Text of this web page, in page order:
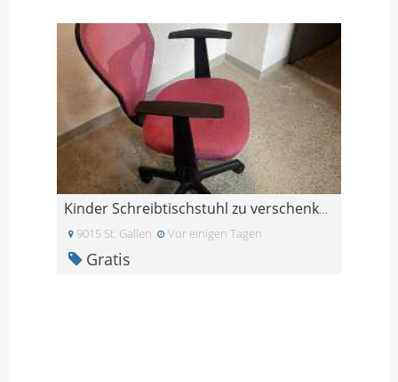
Kinder Schreibtischstuhl zu verschenken
9015 St. Gallen Vor einigen Tagen
Gratis